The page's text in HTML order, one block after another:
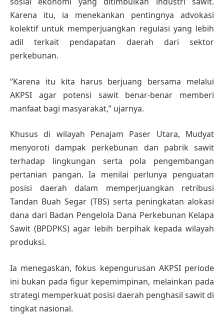
Karena itu, ia menekankan pentingnya advokasi
kolektif untuk memperjuangkan regulasi yang lebih
adil terkait pendapatan daerah dari sektor
perkebunan.
“Karena itu kita harus berjuang bersama melalui
AKPSI agar potensi sawit benar-benar memberi
manfaat bagi masyarakat,” ujarnya.
Khusus di wilayah Penajam Paser Utara, Mudyat
menyoroti dampak perkebunan dan pabrik sawit
terhadap lingkungan serta pola pengembangan
pertanian pangan. Ia menilai perlunya penguatan
posisi daerah dalam memperjuangkan retribusi
Tandan Buah Segar (TBS) serta peningkatan alokasi
dana dari Badan Pengelola Dana Perkebunan Kelapa
Sawit (BPDPKS) agar lebih berpihak kepada wilayah
produksi.
Ia menegaskan, fokus kepengurusan AKPSI periode
ini bukan pada figur kepemimpinan, melainkan pada
strategi memperkuat posisi daerah penghasil sawit di
tingkat nasional.